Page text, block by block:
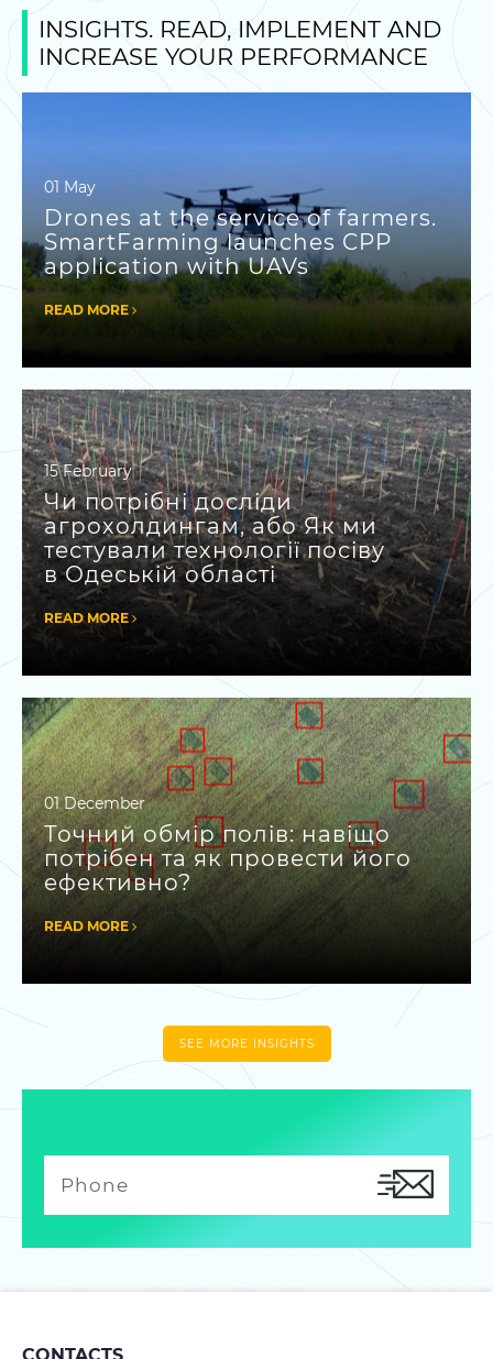
INSIGHTS. READ, IMPLEMENT AND
INCREASE YOUR PERFORMANCE
01 May
Drones at the service of farmers.
SmartFarming launches CPP
application with UAVs
READ MORE
15 February
Чи потрібні досліди
агрохолдингам, або Як ми
тестували технології посіву
в Одеській області
READ MORE
01 December
Точний обмір полів: навіщо
потрібен та як провести його
ефективно?
READ MORE
SEE MORE INSIGHTS
CONTACTS